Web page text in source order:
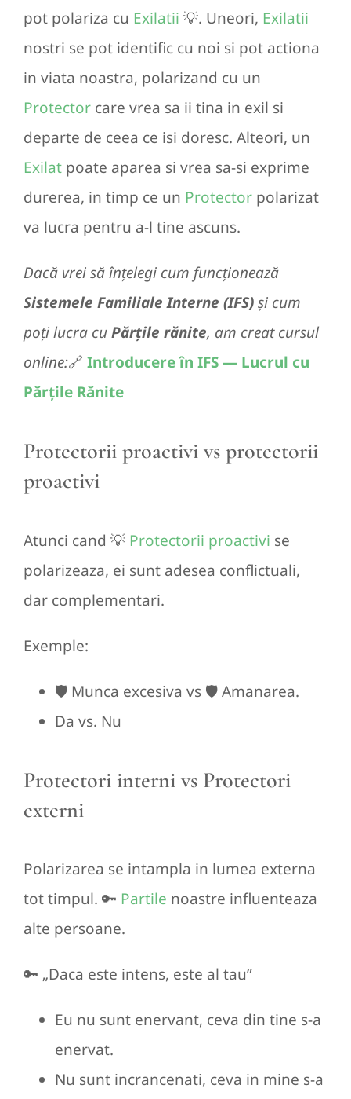
pot polariza cu Exilatii 💡. Uneori, Exilatii
nostri se pot identific cu noi si pot actiona
in viata noastra, polarizand cu un
Protector care vrea sa ii tina in exil si
departe de ceea ce isi doresc. Alteori, un
Exilat poate aparea si vrea sa-si exprime
durerea, in timp ce un Protector polarizat
va lucra pentru a-l tine ascuns.
Dacă vrei să înțelegi cum funcționează
Sistemele Familiale Interne (IFS)și cum
poți lucra cuPărțile rănite, am creat cursul
online:🔗 Introducere în IFS — Lucrul cu
Părțile Rănite
Protectorii proactivi vs protectorii
proactivi
Atunci cand 💡 Protectorii proactivi se
polarizeaza, ei sunt adesea conflictuali,
dar complementari.
Exemple:
🛡️ Munca excesiva vs 🛡️ Amanarea.
Da vs. Nu
Protectori interni vs Protectori
externi
Polarizarea se intampla in lumea externa
tot timpul. 🔑 Partile noastre influenteaza
alte persoane.
🔑 „Daca este intens, este al tau”
Eu nu sunt enervant, ceva din tine s-a
enervat.
Nu sunt incrancenati, ceva in mine s-a